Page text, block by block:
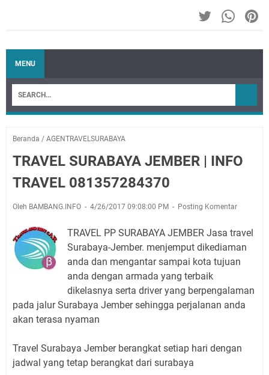
MENU
Beranda / AGENTRAVELSURABAYA
TRAVEL SURABAYA JEMBER | INFO
TRAVEL 081357284370
Oleh BAMBANG.INFO 4/26/2017 09:08:00 PM Posting Komentar
TRAVEL PP SURABAYA JEMBER Jasa travel
Surabaya-Jember. menjemput dikediaman
anda dan mengantar sampai kota tujuan
anda dengan armada yang terbaik
dikelasnya serta driver yang berpengalaman
pada jalur Surabaya Jember sehingga perjalanan anda
akan terasa nyaman
Travel Surabaya Jember berangkat setiap hari dengan
jadwal yang tetap berangkat dari surabaya